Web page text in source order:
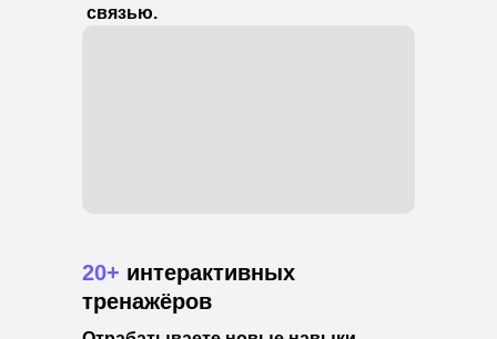
20+ интерактивных
тренажёров
связью.